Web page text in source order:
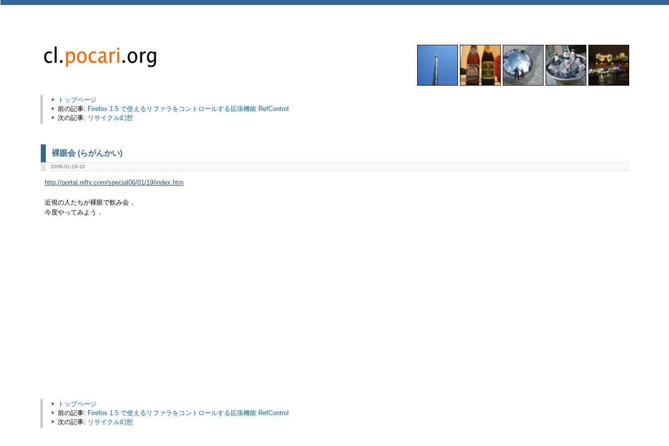
トップページ
前の記事: Firefox 1.5 で使えるリファラをコントロールする拡張機能 RefControl
次の記事: リサイクル幻想
裸眼会 (らがんかい)
2006-01-19-10
http://portal.nifty.com/special06/01/19/index.htm
近視の人たちが裸眼で飲み会．
今度やってみよう．
トップページ
前の記事: Firefox 1.5 で使えるリファラをコントロールする拡張機能 RefControl
次の記事: リサイクル幻想